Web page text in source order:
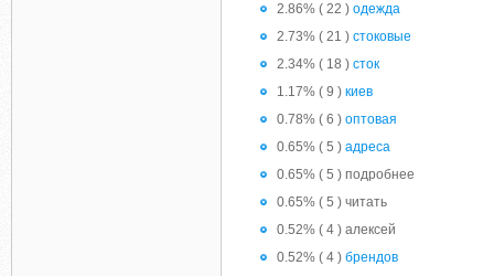
2.86% ( 22 ) одежда
2.73% ( 21 ) стоковые
2.34% ( 18 ) сток
1.17% ( 9 ) киев
0.78% ( 6 ) оптовая
0.65% ( 5 ) адреса
0.65% ( 5 ) подробнее
0.65% ( 5 ) читать
0.52% ( 4 ) алексей
0.52% ( 4 ) брендов